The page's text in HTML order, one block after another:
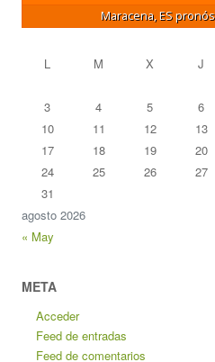
Maracena, ES
agosto 2026
L M X J
3
4 5 6
10
11 12 13
17
18 19 20
24
25 26 27
31
« May
META
Acceder
Feed de entradas
Feed de comentarios